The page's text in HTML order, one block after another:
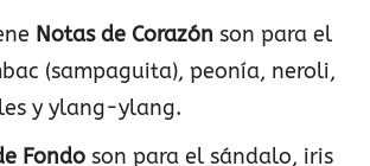
Notas de Corazón son para el
(sampaguita), peonía, neroli,
y ylang-ylang.
Fondo son para el sándalo, iris